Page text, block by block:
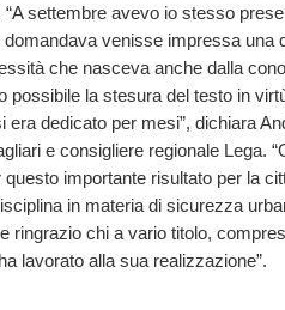
“A settembre avevo io stesso
venisse impressa una
che nasceva anche dalla
possibile la stesura del testo in
era dedicato per mesi”, dichiara
e consigliere regionale Lega.
importante risultato per la
in materia di sicurezza
ringrazio chi a vario titolo,
lavorato alla sua realizzazione”.